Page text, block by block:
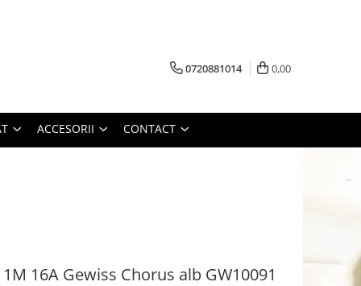
0720881014 0,00
ACCESORII CONTACT
16A Gewiss Chorus alb GW10091